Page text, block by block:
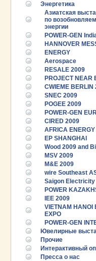
Энергетика
Азиатская
по
энергии
POWER-GEN
HANNOVER
ENERGY
Aerospace
RESALE 2009
PROJECT NEAR
CWIEME BERLIN
SNEC 2009
POGEE 2009
POWER-GEN
CIRED 2009
AFRICA
EP SHANGHAI
Wood 2009 and
MSV 2009
M&E 2009
wire Southeast
Saigon Electricity
POWER
IEE 2009
VIETNAM HANOI
EXPO
POWER-GEN
Ювелирные
Прочие
Интерактивный
Пресса о нас
25.06.2026 ::Пост-релиз
25.06.2026 ::Деловая
VIETNAM 2026